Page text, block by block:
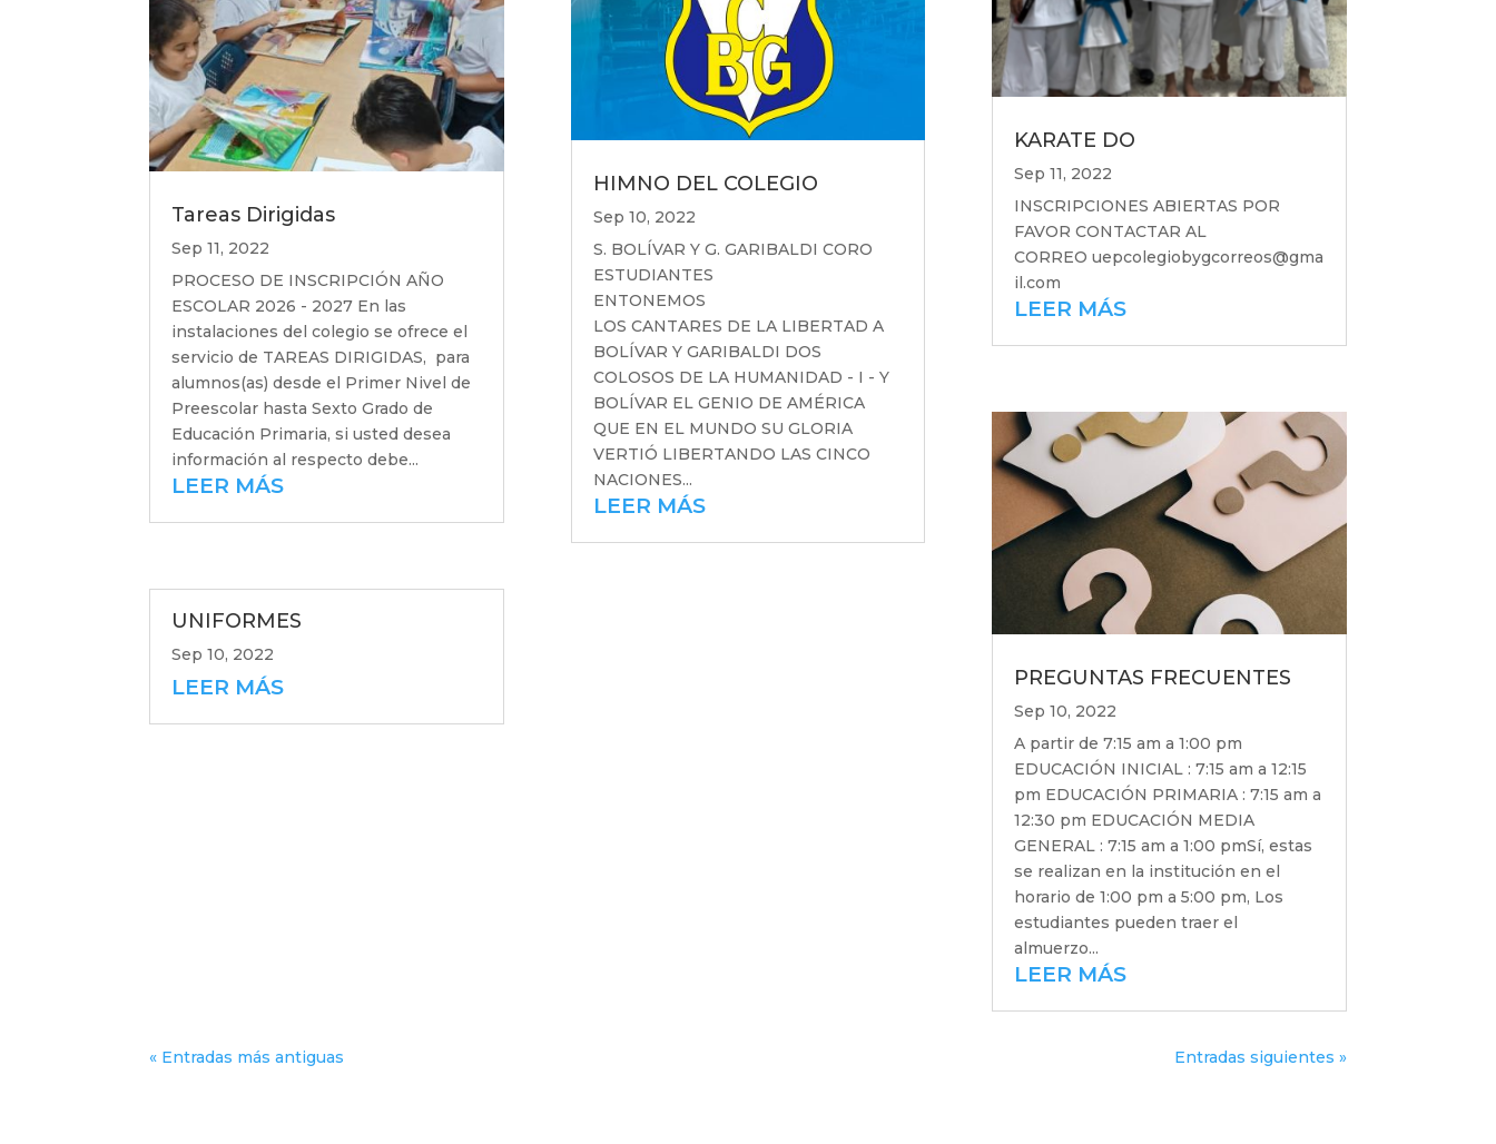
Tareas Dirigidas
Sep 11, 2022
PROCESO DE INSCRIPCIÓN AÑO
ESCOLAR 2026 - 2027 En las
instalaciones del colegio se ofrece el
servicio de TAREAS DIRIGIDAS, para
alumnos(as) desde el Primer Nivel de
Preescolar hasta Sexto Grado de
Educación Primaria, si usted desea
información al respecto debe...
LEER MÁS
UNIFORMES
Sep 10, 2022
LEER MÁS
HIMNO DEL COLEGIO
Sep 10, 2022
S. BOLÍVAR Y G. GARIBALDI CORO
ESTUDIANTES
ENTONEMOS
LOS CANTARES DE LA LIBERTAD A
BOLÍVAR Y GARIBALDI DOS
COLOSOS DE LA HUMANIDAD - I - Y
BOLÍVAR EL GENIO DE AMÉRICA
QUE EN EL MUNDO SU GLORIA
VERTIÓ LIBERTANDO LAS CINCO
NACIONES...
LEER MÁS
KARATE DO
Sep 11, 2022
INSCRIPCIONES ABIERTAS POR
FAVOR CONTACTAR AL
CORREO uepcolegiobygcorreos@gma
il.com
LEER MÁS
PREGUNTAS FRECUENTES
Sep 10, 2022
A partir de 7:15 am a 1:00 pm
EDUCACIÓN INICIAL : 7:15 am a 12:15
pm EDUCACIÓN PRIMARIA : 7:15 am a
12:30 pm EDUCACIÓN MEDIA
GENERAL : 7:15 am a 1:00 pmSí, estas
se realizan en la institución en el
horario de 1:00 pm a 5:00 pm, Los
estudiantes pueden traer el
almuerzo...
LEER MÁS
« Entradas más antiguas Entradas siguientes »